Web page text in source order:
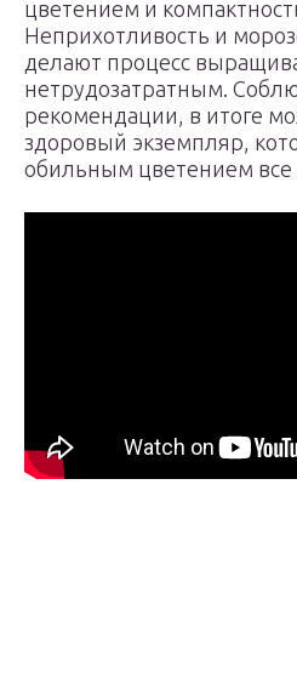
цветением и
Неприхотливость и
делают процесс
нетрудозатратным.
рекомендации, в итоге
здоровый экземпляр,
обильным цветением все